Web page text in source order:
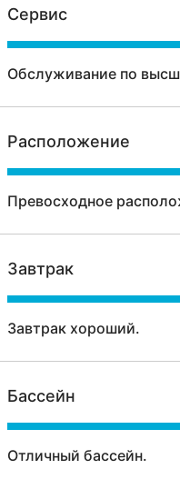
Сервис
Обслуживание по
Расположение
Превосходное
Завтрак
Завтрак хороший.
Бассейн
Отличный бассейн.